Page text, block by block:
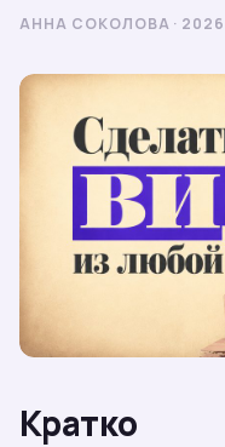
АННА СОКОЛОВА ·
Кратко